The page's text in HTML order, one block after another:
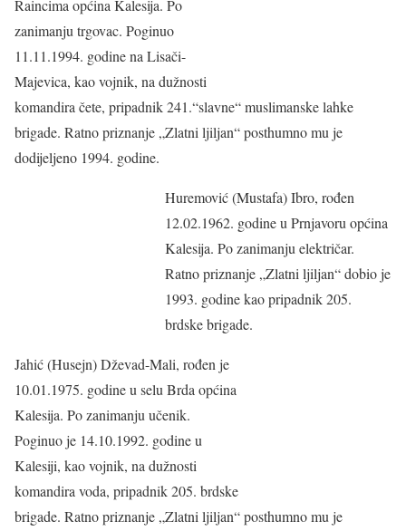
Raincima općina Kalesija. Po
zanimanju trgovac. Poginuo
11.11.1994. godine na Lisači-
Majevica, kao vojnik, na dužnosti
komandira čete, pripadnik 241.“slavne“ muslimanske lahke
brigade. Ratno priznanje „Zlatni ljiljan“ posthumno mu je
dodijeljeno 1994. godine.
Huremović (Mustafa) Ibro, rođen
12.02.1962. godine u Prnjavoru općina
Kalesija. Po zanimanju električar.
Ratno priznanje „Zlatni ljiljan“ dobio je
1993. godine kao pripadnik 205.
brdske brigade.
Jahić (Husejn) Dževad-Mali, rođen je
10.01.1975. godine u selu Brda općina
Kalesija. Po zanimanju učenik.
Poginuo je 14.10.1992. godine u
Kalesiji, kao vojnik, na dužnosti
komandira voda, pripadnik 205. brdske
brigade. Ratno priznanje „Zlatni ljiljan“ posthumno mu je